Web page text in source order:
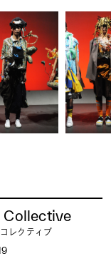
Collective
レクティブ